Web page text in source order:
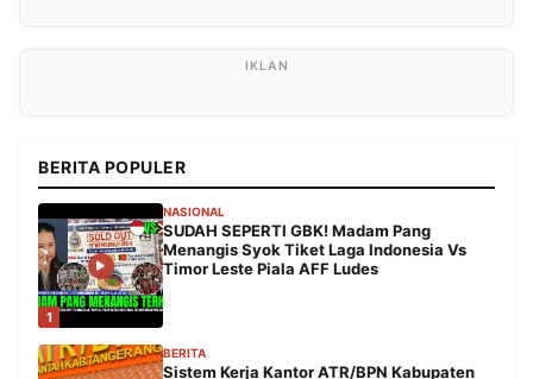
BERITA POPULER
1
NASIONAL
SUDAH SEPERTI GBK! Madam Pang
Menangis Syok Tiket Laga Indonesia Vs
Timor Leste Piala AFF Ludes
BERITA
Sistem Kerja Kantor ATR/BPN Kabupaten